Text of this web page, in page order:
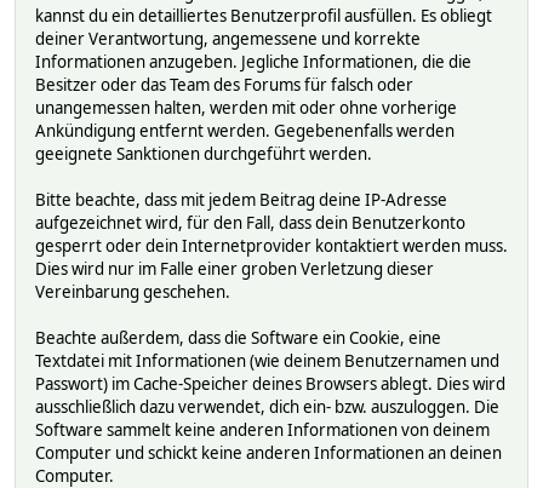
kannst du ein detailliertes Benutzerprofil ausfüllen. Es obliegt
deiner Verantwortung, angemessene und korrekte
Informationen anzugeben. Jegliche Informationen, die die
Besitzer oder das Team des Forums für falsch oder
unangemessen halten, werden mit oder ohne vorherige
Ankündigung entfernt werden. Gegebenenfalls werden
geeignete Sanktionen durchgeführt werden.
Bitte beachte, dass mit jedem Beitrag deine IP-Adresse
aufgezeichnet wird, für den Fall, dass dein Benutzerkonto
gesperrt oder dein Internetprovider kontaktiert werden muss.
Dies wird nur im Falle einer groben Verletzung dieser
Vereinbarung geschehen.
Beachte außerdem, dass die Software ein Cookie, eine
Textdatei mit Informationen (wie deinem Benutzernamen und
Passwort) im Cache-Speicher deines Browsers ablegt. Dies wird
ausschließlich dazu verwendet, dich ein- bzw. auszuloggen. Die
Software sammelt keine anderen Informationen von deinem
Computer und schickt keine anderen Informationen an deinen
Computer.